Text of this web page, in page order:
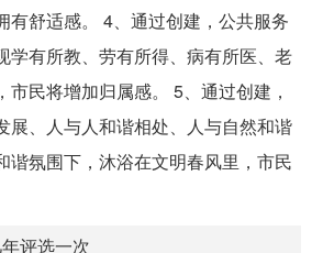
有舒适感。 4、通过创建，公共服务
学有所教、劳有所得、病有所医、老
市民将增加归属感。 5、通过创建，
展、人与人和谐相处、人与自然和谐
谐氛围下，沐浴在文明春风里，市民
评选一次